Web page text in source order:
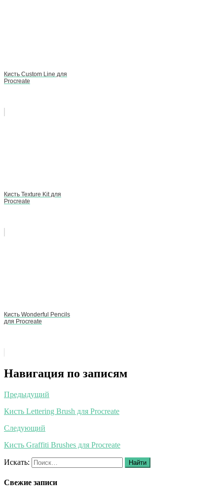
Кисть Custom Line для
Procreate
Кисть Texture Kit для
Procreate
Кисть Wonderful Pencils
для Procreate
Навигация по записям
Предыдущий
Кисть Lettering Brush для Procreate
Следующий
Кисть Graffiti Brushes для Procreate
Искать: Найти
Свежие записи